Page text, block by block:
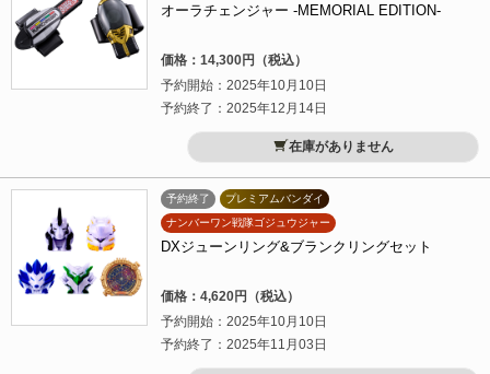
オーラチェンジャー -MEMORIAL EDITION-
価格：14,300円（税込）
予約開始：2025年10月10日
予約終了：2025年12月14日
在庫がありません
予約終了
プレミアムバンダイ
ナンバーワン戦隊ゴジュウジャー
DXジューンリング&ブランクリングセット
価格：4,620円（税込）
予約開始：2025年10月10日
予約終了：2025年11月03日